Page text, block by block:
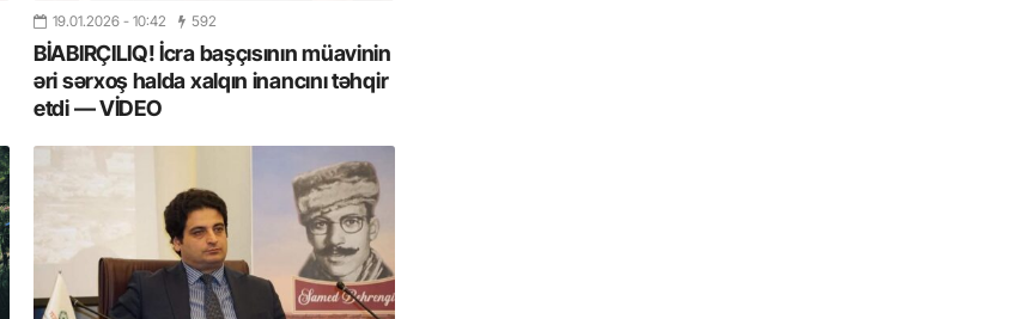
19.01.2026 - 10:42 592
BİABIRÇILIQ! İcra başçısının müavinin
əri sərxoş halda xalqın inancını təhqir
etdi — VİDEO